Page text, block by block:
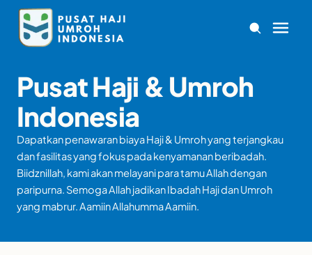
Pusat Haji & Umroh
Indonesia
Dapatkan penawaran biaya Haji & Umroh yang terjangkau
dan fasilitas yang fokus pada kenyamanan beribadah.
Biidznillah, kami akan melayani para tamu Allah dengan
paripurna. Semoga Allah jadikan Ibadah Haji dan Umroh
yang mabrur. Aamiin Allahumma Aamiin.